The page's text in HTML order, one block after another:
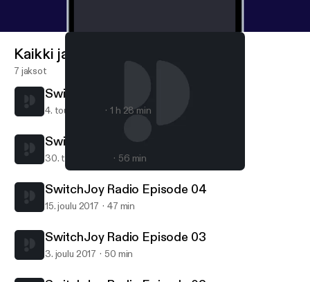
SwitchJoy Radio
Kaikki jaksot
7 jaksot
SwitchJoy Radio Episode 06
4. touko 2018 1 h 28 min
SwitchJoy Radio Episode 05
30. tammi 2018 56 min
SwitchJoy Radio Episode 04
15. joulu 2017 47 min
SwitchJoy Radio Episode 03
3. joulu 2017 50 min